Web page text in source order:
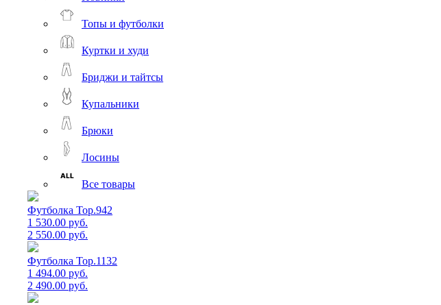
Топы и футболки
Куртки и худи
Бриджи и тайтсы
Купальники
Брюки
Лосины
Все товары
Футболка Top.942
1 530.00 руб.
2 550.00 руб.
Футболка Top.1132
1 494.00 руб.
2 490.00 руб.